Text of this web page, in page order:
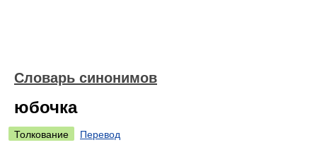
Словарь синонимов
юбочка
Толкование
Перевод